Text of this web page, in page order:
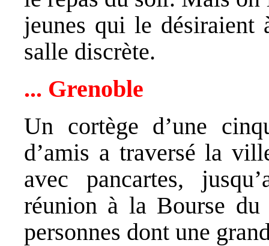
jeunes qui le désiraient
salle discrète.
... Grenoble
Un cortège d’une
d’amis a traversé la
avec pancartes,
réunion à la Bourse
personnes dont une